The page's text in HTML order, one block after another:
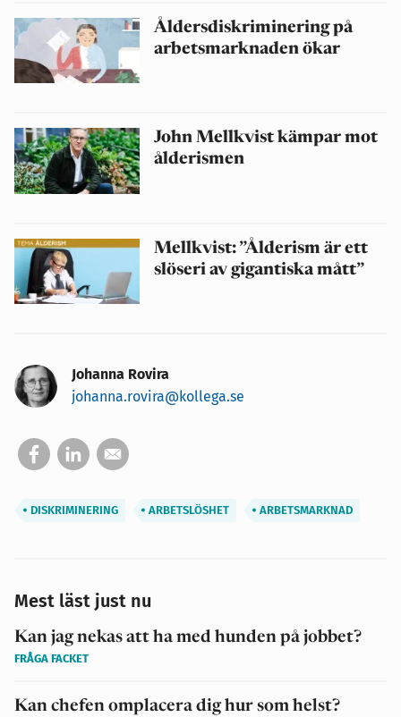
Åldersdiskriminering på
arbetsmarknaden ökar
John Mellkvist kämpar mot
ålderismen
Mellkvist: ”Ålderism är ett
slöseri av gigantiska mått”
Johanna Rovira
johanna.rovira@kollega.se
DISKRIMINERING ARBETSLÖSHET ARBETSMARKNAD
Mest läst just nu
Kan jag nekas att ha med hunden på jobbet?
FRÅGA FACKET
Kan chefen omplacera dig hur som helst?